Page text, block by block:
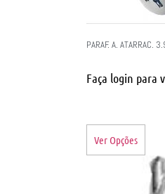
PARAF. A. ATARRAC.
Faça login para
Ver Opções